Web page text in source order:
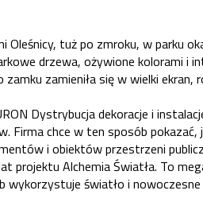
Oleśnicy, tuż po zmroku, w parku
drzewa, ożywione kolorami i
zamku zamieniła się w wielki
Dystrybucja dekoracje i
Firma chce w ten sposób
i obiektów przestrzeni
projektu Alchemia Światła. To
wykorzystuje światło i